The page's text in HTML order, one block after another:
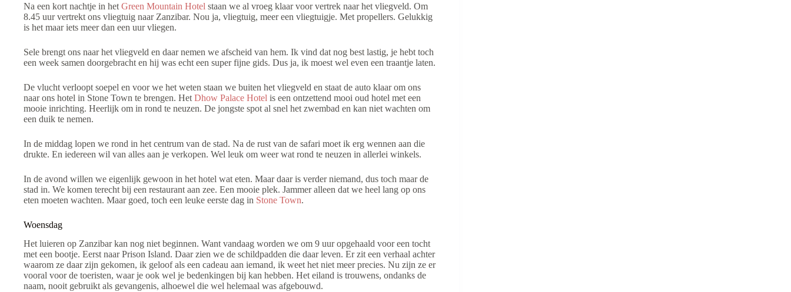
Na een kort nachtje in het Green Mountain Hotel staan we al vroeg klaar voor vertrek naar het vliegveld. Om
8.45 uur vertrekt ons vliegtuig naar Zanzibar. Nou ja, vliegtuig, meer een vliegtuigje. Met propellers. Gelukkig
is het maar iets meer dan een uur vliegen.
Sele brengt ons naar het vliegveld en daar nemen we afscheid van hem. Ik vind dat nog best lastig, je hebt toch
een week samen doorgebracht en hij was echt een super fijne gids. Dus ja, ik moest wel even een traantje laten.
De vlucht verloopt soepel en voor we het weten staan we buiten het vliegveld en staat de auto klaar om ons
naar ons hotel in Stone Town te brengen. Het Dhow Palace Hotel is een ontzettend mooi oud hotel met een
mooie inrichting. Heerlijk om in rond te neuzen. De jongste spot al snel het zwembad en kan niet wachten om
een duik te nemen.
In de middag lopen we rond in het centrum van de stad. Na de rust van de safari moet ik erg wennen aan die
drukte. En iedereen wil van alles aan je verkopen. Wel leuk om weer wat rond te neuzen in allerlei winkels.
In de avond willen we eigenlijk gewoon in het hotel wat eten. Maar daar is verder niemand, dus toch maar de
stad in. We komen terecht bij een restaurant aan zee. Een mooie plek. Jammer alleen dat we heel lang op ons
eten moeten wachten. Maar goed, toch een leuke eerste dag in Stone Town.
Woensdag
Het luieren op Zanzibar kan nog niet beginnen. Want vandaag worden we om 9 uur opgehaald voor een tocht
met een bootje. Eerst naar Prison Island. Daar zien we de schildpadden die daar leven. Er zit een verhaal achter
waarom ze daar zijn gekomen, ik geloof als een cadeau aan iemand, ik weet het niet meer precies. Nu zijn ze er
vooral voor de toeristen, waar je ook wel je bedenkingen bij kan hebben. Het eiland is trouwens, ondanks de
naam, nooit gebruikt als gevangenis, alhoewel die wel helemaal was afgebouwd.